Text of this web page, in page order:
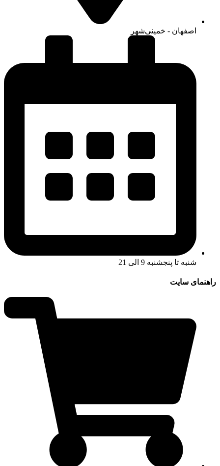
اصفهان - خمینی‌شهر
شنبه تا پنجشنبه 9 الی 21
راهنمای سایت